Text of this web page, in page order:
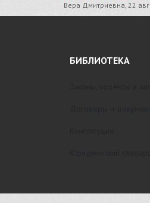
Вера Дмитриевна, 22 авг
БИБЛИОТЕКА